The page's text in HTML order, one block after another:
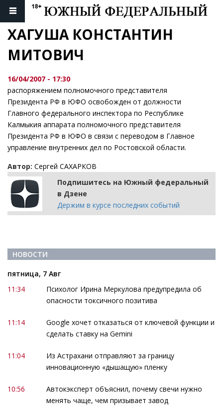
ХАГУША КОНСТАНТИН
МИТОВИЧ
16/04/2007 - 17:30
распоряжением полномочного представителя
Президента РФ в ЮФО освобожден от должности
Главного федерального инспектора по Республике
Калмыкия аппарата полномочного представителя
Президента РФ в ЮФО в связи с переводом в Главное
управление внутренних дел по Ростовской области.
Автор: Сергей САХАРКОВ
Подпишитесь на Южный федеральный
в Дзене
Держим в курсе последних событий
НОВОСТИ
пятница, 7 Авг
11:34
Психолог Ирина Меркулова предупредила об
опасности токсичного позитива
11:14
Google хочет отказаться от ключевой функции и
сделать ставку на Gemini
11:04
Из Астрахани отправляют за границу
инновационную «дышащую» пленку
10:56
Автокэксперт объяснил, почему свечи нужно
менять чаще, чем призывает завод